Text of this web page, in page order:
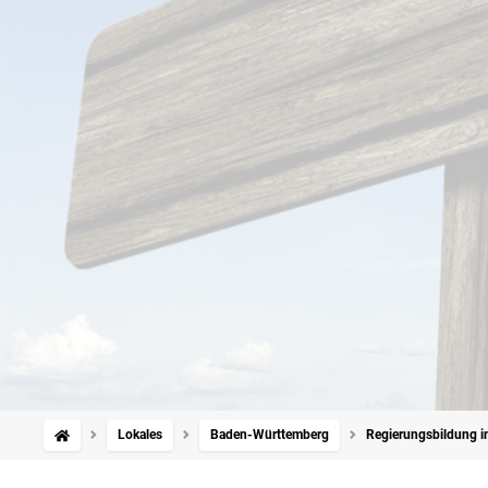
Lokales Baden-Württemberg Regierungsbildung